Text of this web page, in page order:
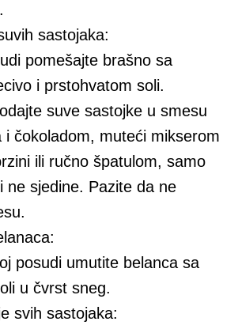
sastojaka:
pomešajte brašno sa
i prstohvatom soli.
suve sastojke u smesu
i čokoladom, muteći mikserom
ili ručno špatulom, samo
ne sjedine. Pazite da ne
posudi umutite belanca sa
u čvrst sneg.
svih sastojaka: